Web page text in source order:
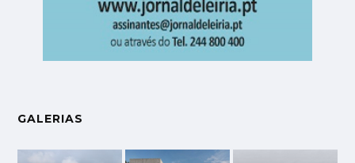
GALERIAS